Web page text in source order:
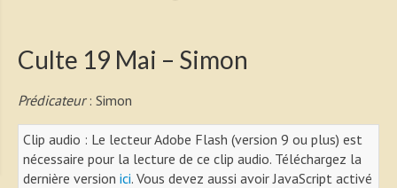
Culte 19 Mai – Simon
Prédicateur: Simon
Clip audio : Le lecteur Adobe Flash (version 9 ou plus) est
nécessaire pour la lecture de ce clip audio. Téléchargez la
dernière version ici. Vous devez aussi avoir JavaScript activé